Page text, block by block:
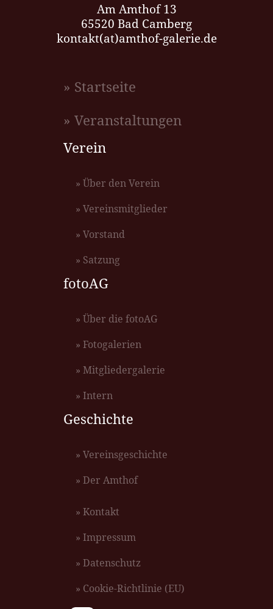
Am Amthof 13
65520 Bad Camberg
kontakt(at)amthof-galerie.de
» Startseite
» Veranstaltungen
Verein
» Über den Verein
» Vereinsmitglieder
» Vorstand
» Satzung
fotoAG
» Über die fotoAG
» Fotogalerien
» Mitgliedergalerie
» Intern
Geschichte
» Vereinsgeschichte
» Der Amthof
» Kontakt
» Impressum
» Datenschutz
» Cookie-Richtlinie (EU)